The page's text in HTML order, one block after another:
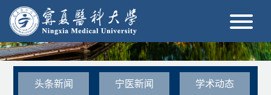
头条新闻 宁医新闻 学术动态